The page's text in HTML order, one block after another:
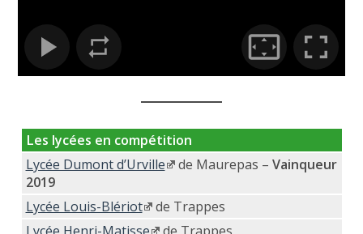
Les lycées en compétition
Lycée Dumont d’Urville de Maurepas – Vainqueur
2019
Lycée Louis-Blériot de Trappes